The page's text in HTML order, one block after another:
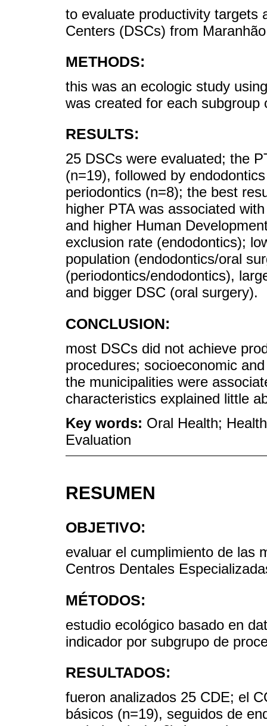
to evaluate productivity targets
Centers (DSCs) from
METHODS:
this was an ecologic study
was created for each subgroup
RESULTS:
25 DSCs were evaluated; the
(n=19), followed by
periodontics (n=8); the best
higher PTA was associated
and higher Human
exclusion rate (endodontics);
population (endodontics/oral
(periodontics/endodontics),
and bigger DSC (oral surgery).
CONCLUSION:
most DSCs did not achieve
procedures; socioeconomic
the municipalities were
characteristics explained little
Key words: Oral Health;
Evaluation
RESUMEN
OBJETIVO:
evaluar el cumplimiento de las
Centros Dentales
MÉTODOS:
estudio ecológico basado en
indicador por subgrupo de
RESULTADOS:
fueron analizados 25 CDE; el
básicos (n=19), seguidos de